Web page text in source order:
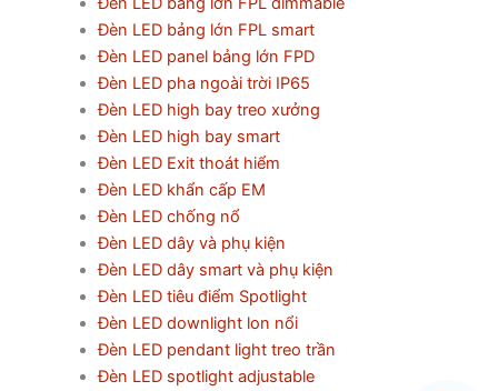
Đèn LED bảng lớn FPL smart
Đèn LED panel bảng lớn FPD
Đèn LED pha ngoài trời IP65
Đèn LED high bay treo xưởng
Đèn LED high bay smart
Đèn LED Exit thoát hiểm
Đèn LED khẩn cấp EM
Đèn LED chống nổ
Đèn LED dây và phụ kiện
Đèn LED dây smart và phụ kiện
Đèn LED tiêu điểm Spotlight
Đèn LED downlight lon nổi
Đèn LED pendant light treo trần
Đèn LED spotlight adjustable